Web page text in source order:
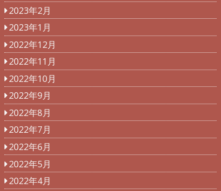
2023年2月
2023年1月
2022年12月
2022年11月
2022年10月
2022年9月
2022年8月
2022年7月
2022年6月
2022年5月
2022年4月